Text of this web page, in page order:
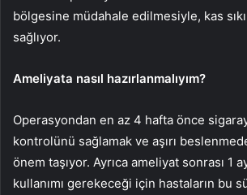
bölgesine müdahale edilmesiyle, kas
sağlıyor.
Ameliyata nasıl hazırlanmalıyım?
Operasyondan en az 4 hafta önce
kontrolünü sağlamak ve aşırı
önem taşıyor. Ayrıca ameliyat sonrası 1
kullanımı gerekeceği için hastaların bu